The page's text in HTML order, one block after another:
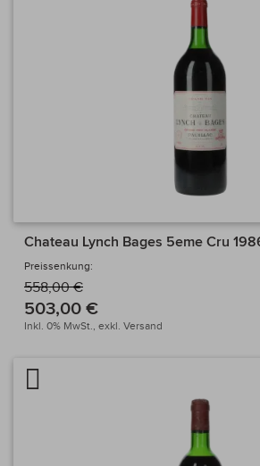
Chateau Lynch Bages 5eme Cru
Preissenkung:
558,00 €
503,00 €
Inkl. 0% MwSt., exkl. Versand